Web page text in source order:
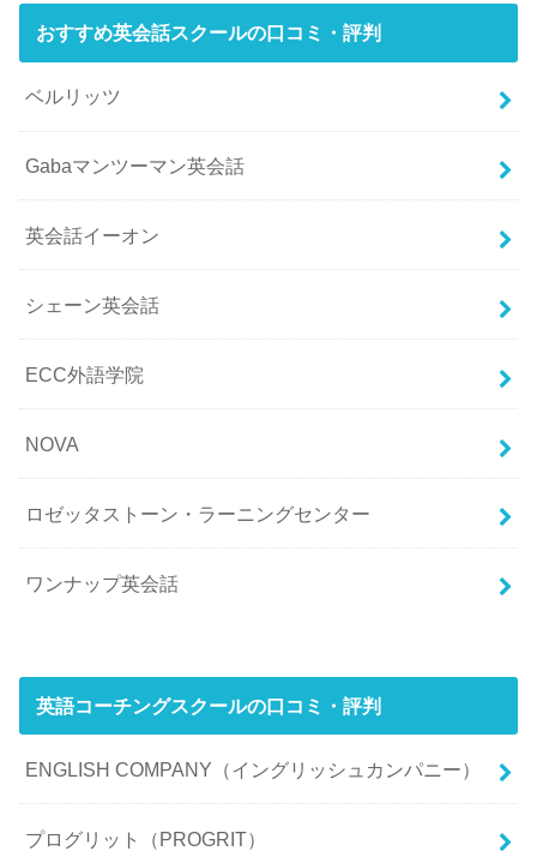
おすすめ英会話スクールの口コミ・評判
ベルリッツ
Gabaマンツーマン英会話
英会話イーオン
シェーン英会話
ECC外語学院
NOVA
ロゼッタストーン・ラーニングセンター
ワンナップ英会話
英語コーチングスクールの口コミ・評判
ENGLISH COMPANY（イングリッシュカンパニー）
プログリット（PROGRIT）